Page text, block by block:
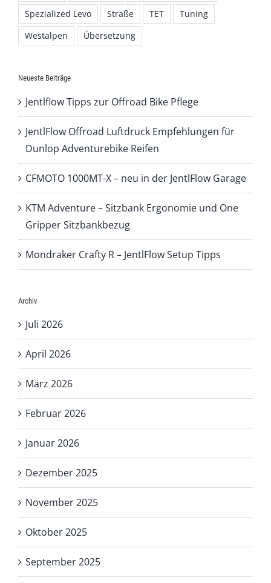
Spezialized Levo
Straße TET
Tuning
Westalpen
Übersetzung
Neueste Beiträge
Jentlflow Tipps zur Offroad Bike Pflege
JentlFlow Offroad Luftdruck Empfehlungen für
Dunlop Adventurebike Reifen
CFMOTO 1000MT-X – neu in der JentlFlow Garage
KTM Adventure – Sitzbank Ergonomie und One
Gripper Sitzbankbezug
Mondraker Crafty R – JentlFlow Setup Tipps
Archiv
Juli 2026
April 2026
März 2026
Februar 2026
Januar 2026
Dezember 2025
November 2025
Oktober 2025
September 2025